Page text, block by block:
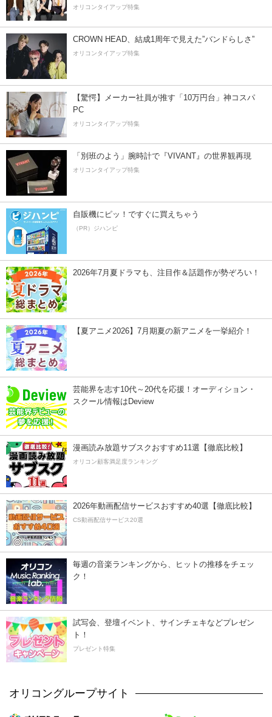
オリコンタイアップ特集
CROWN HEAD、結成1周年で見えた”バンドらしさ”
オリコンタイアップ特集
【驚愕】メーカー社員が推す「10万円台」神コスパ
PC
オリコンタイアップ特集
「別班のよう」腕時計で『VIVANT』の世界観再現
オリコンタイアップ特集
自販機にピッ！ですぐに買えちゃう
（PR）ジハンピ
2026年7月夏ドラマも、注目作＆話題作が勢ぞろい！
【夏アニメ2026】7月期夏の新アニメを一挙紹介！
芸能界を志す10代～20代を応援！オーディション・
スクール情報はDeview
漫画読み放題サブスクおすすめ11選【徹底比較】
オリコン顧客満足度ランキング
2026年動画配信サービスおすすめ40選【徹底比較】
CS動画配信サービス20選
毎週の音楽ランキングから、ヒットの推移をチェッ
ク！
試写会、登壇イベント、サインチェキなどプレゼン
ト！
プレゼント特集
オリコングループサイト